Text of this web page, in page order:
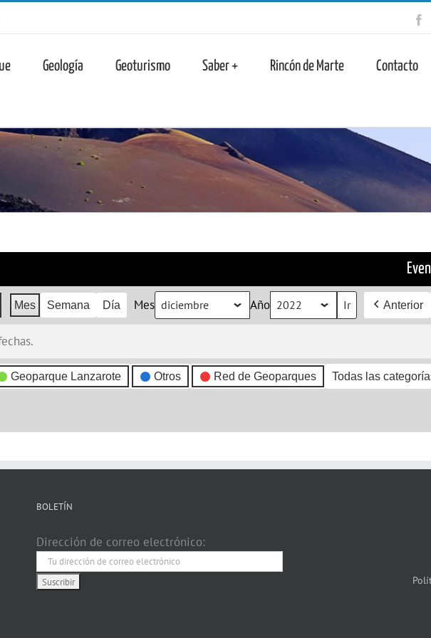
Geología Geoturismo Saber + Rincón de Marte Contacto
Mes Semana Día Mes Año Anterior
Geoparque Lanzarote Otros Red de Geoparques Todas las
BOLETÍN
Dirección de correo electrónico: